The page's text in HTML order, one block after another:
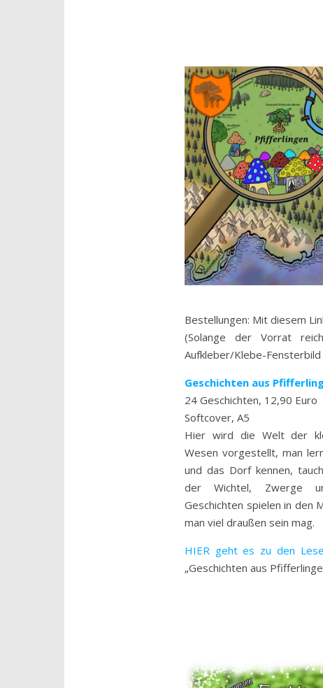
Bestellungen: Mit diesem
(Solange der Vorrat
Aufkleber/Klebe-
Geschichten aus
24 Geschichten, 12,90 Euro
Softcover, A5
Hier wird die Welt der
Wesen vorgestellt, man
und das Dorf kennen,
der Wichtel, Zwerge
Geschichten spielen in den
man viel draußen sein mag.
HIER geht es zu den
„Geschichten aus